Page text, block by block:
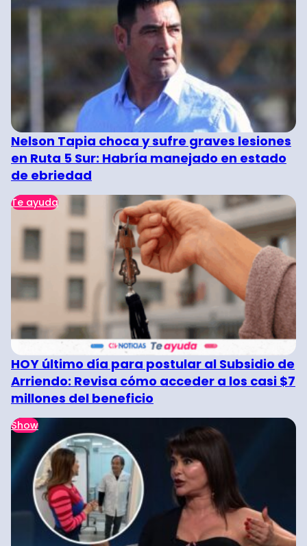
Nelson Tapia choca y sufre graves lesiones
en Ruta 5 Sur: Habría manejado en estado
de ebriedad
Te ayuda
HOY último día para postular al Subsidio de
Arriendo: Revisa cómo acceder a los casi $7
millones del beneficio
Show